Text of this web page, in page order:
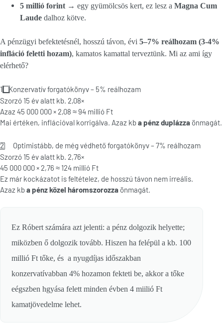
5 millió forint → egy gyümölcsös kert, ez lesz a Magna Cum
Laude dalhoz kötve.
A pénzügyi befektetésnél, hosszú távon, évi 5–7% reálhozam (3-4%
infláció feletti hozam), kamatos kamattal terveztünk. Mi az ami így
elérhető?
1️Konzervatív forgatókönyv – 5% reálhozam
Szorzó 15 év alatt kb. 2,08×
Azaz 45 000 000 × 2,08 ≈ 94 millió Ft
Mai értéken, inflációval korrigálva. Azaz kba pénz duplázza önmagát.
2Optimistább, de még védhető forgatókönyv – 7% reálhozam
Szorzó 15 év alatt kb. 2,76×
45 000 000 × 2,76 ≈ 124 millió Ft
Ez már kockázatot is feltételez, de hosszú távon nem irreális.
Azaz kba pénz közel háromszorozza önmagát.
Ez Róbert számára azt jelenti:a pénz dolgozik helyette;
miközben ő dolgozik tovább. Hiszen ha felépül a kb. 100
millió Ft tőke, és a nyugdíjas időszakban
konzervatívabban 4% hozamon fekteti be, akkor a tőke
eégszben hgyása felett minden évben 4 miilió Ft
kamatjövedelme lehet.